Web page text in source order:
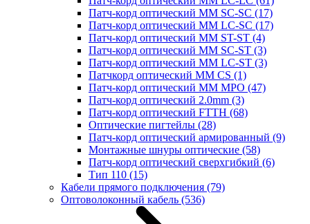
Патч-корд оптический MM SC-SC (17)
Патч-корд оптический MM LC-SC (17)
Патч-корд оптический MM ST-ST (4)
Патч-корд оптический MM SC-ST (3)
Патч-корд оптический MM LC-ST (3)
Патчкорд оптический MM CS (1)
Патч-корд оптический MM MPO (47)
Патч-корд оптический 2.0mm (3)
Патч-корд оптический FTTH (68)
Оптические пигтейлы (28)
Патч-корд оптический армированный (9)
Монтажные шнуры оптические (58)
Патч-корд оптический сверхгибкий (6)
Тип 110 (15)
Кабели прямого подключения (79)
Оптоволоконный кабель (536)